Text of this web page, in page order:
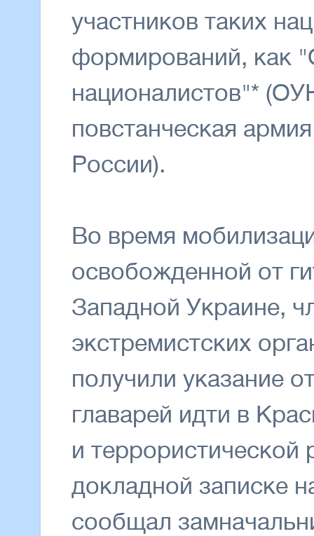
участников таких
формирований, как
националистов"*
повстанческая
России).
Во время
освобожденной от
Западной Украине,
экстремистских
получили указание
главарей идти в
и
докладной записке
сообщал